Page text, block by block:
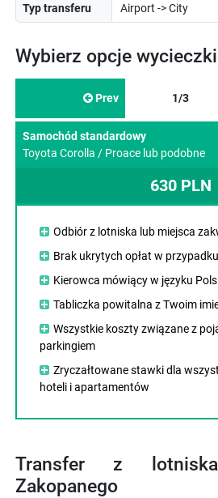
Wybierz opcje
Prev 1/3
Samochód standardowy
Toyota Corolla / Proace lub podobne
630 PLN
Odbiór z lotniska lub miejsca
Brak ukrytych opłat w
Kierowca mówiący w języku
Tabliczka powitalna z Twoim
Wszystkie koszty związane z
parkingiem
Zryczałtowane stawki dla
hoteli i apartamentów
Typ transferu
Transfer z
Zakopanego